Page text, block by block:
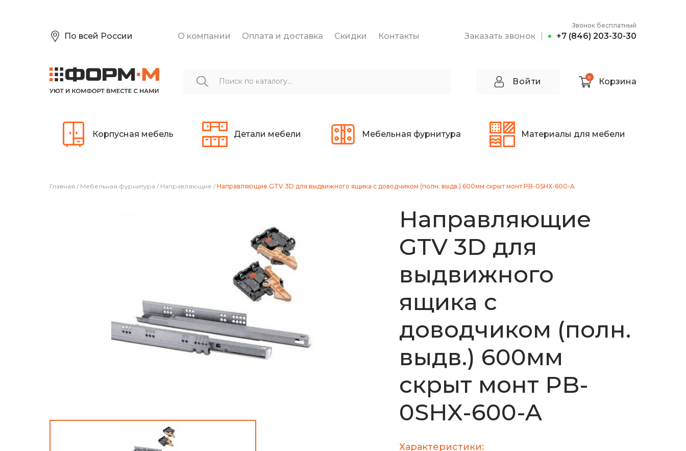
По всей России О компании Оплата и доставка Скидки Контакты Заказать звонок
Звонок бесплатный
+7 (846) 203-30-30
Войти 0 Корзина
Корпусная мебель Детали мебели Мебельная фурнитура Материалы для мебели
Главная / Мебельная фурнитура / Направляющие / Направляющие GTV 3D для выдвижного ящика с доводчиком (полн. выдв.) 600мм скрыт монт PB-0SHX-600-A
Направляющие
GTV 3D для
выдвижного
ящика с
доводчиком (полн.
выдв.) 600мм
скрыт монт PB-
0SHX-600-A
Характеристики: